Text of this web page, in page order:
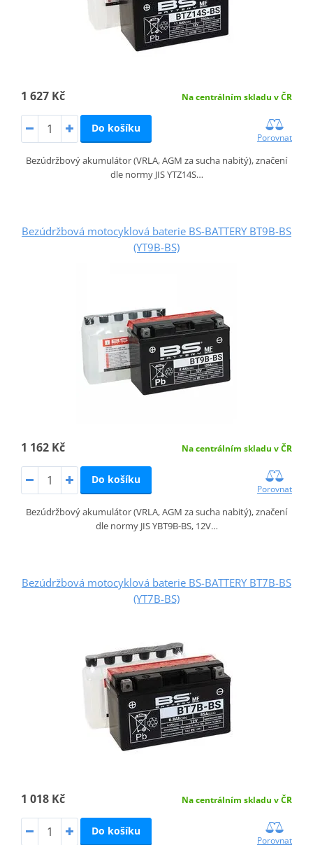
1 627 Kč Na centrálním skladu v ČR
Do košíku
Porovnat
Bezúdržbový akumulátor (VRLA, AGM za sucha nabitý), značení
dle normy JIS YTZ14S…
Bezúdržbová motocyklová baterie BS-BATTERY BT9B-BS
(YT9B-BS)
1 162 Kč Na centrálním skladu v ČR
Do košíku
Porovnat
Bezúdržbový akumulátor (VRLA, AGM za sucha nabitý), značení
dle normy JIS YBT9B-BS, 12V…
Bezúdržbová motocyklová baterie BS-BATTERY BT7B-BS
(YT7B-BS)
1 018 Kč Na centrálním skladu v ČR
Do košíku
Porovnat